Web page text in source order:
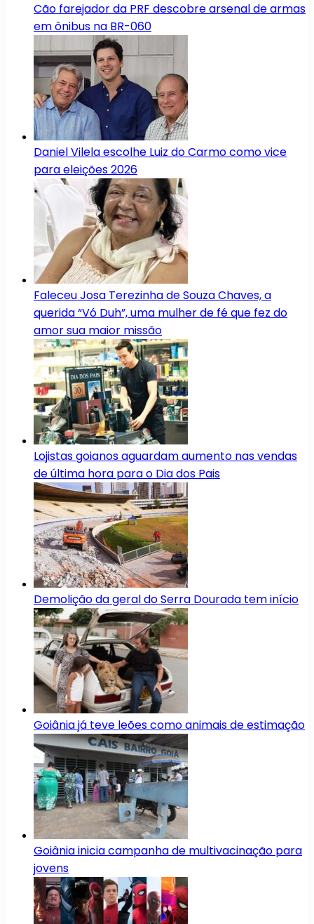
Cão farejador da PRF descobre arsenal de armas
em ônibus na BR-060
Daniel Vilela escolhe Luiz do Carmo como vice
para eleições 2026
Faleceu Josa Terezinha de Souza Chaves, a
querida “Vó Duh”, uma mulher de fé que fez do
amor sua maior missão
Lojistas goianos aguardam aumento nas vendas
de última hora para o Dia dos Pais
Demolição da geral do Serra Dourada tem início
Goiânia já teve leões como animais de estimação
Goiânia inicia campanha de multivacinação para
jovens